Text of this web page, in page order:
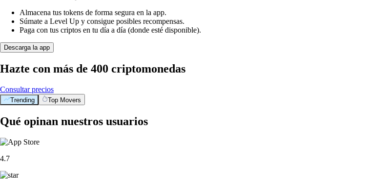
Almacena tus tokens de forma segura en la app.
Súmate a Level Up y consigue posibles recompensas.
Paga con tus criptos en tu día a día (donde esté disponible).
Descarga la app
Hazte con más de 400 criptomonedas
Consultar precios
Trending Top Movers
Qué opinan nuestros usuarios
4.7